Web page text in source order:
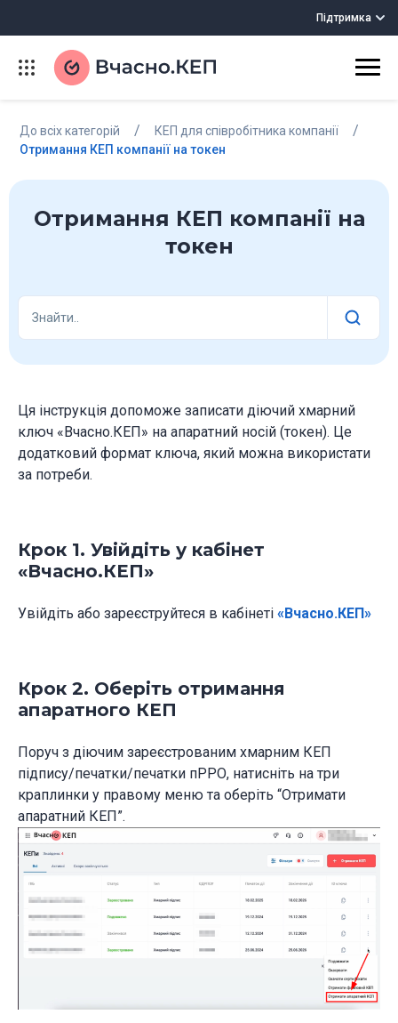
Підтримка
До всіх категорій / КЕП для співробітника компанії /
Отримання КЕП компанії на токен
Отримання КЕП компанії на
токен
Знайти..
Ця інструкція допоможе записати діючий хмарний
ключ «Вчасно.КЕП» на апаратний носій (токен). Це
додатковий формат ключа, який можна використати
за потреби.
Крок 1. Увійдіть у кабінет
«Вчасно.КЕП»
Увійдіть або зареєструйтеся в кабінеті «Вчасно.КЕП»
Крок 2. Оберіть отримання
апаратного КЕП
Поруч з діючим зареєстрованим хмарним КЕП
підпису/печатки/печатки пРРО, натисніть на три
краплинки у правому меню та оберіть “Отримати
апаратний КЕП”.